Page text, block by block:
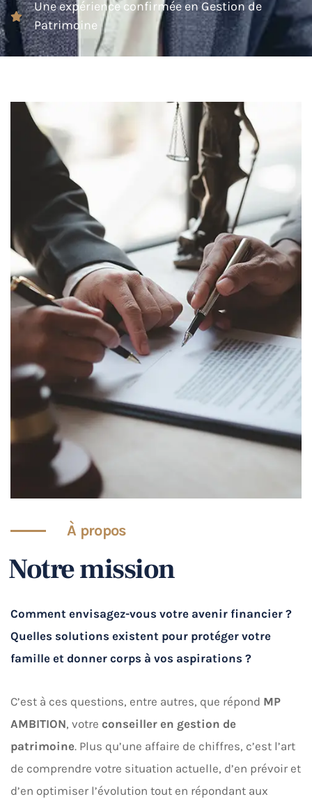
Une expérience confirmée en Gestion de
Patrimoine
À propos
Notre mission
Comment envisagez-vous votre avenir financier ?
Quelles solutions existent pour protéger votre
famille et donner corps à vos aspirations ?
C’est à ces questions, entre autres, que répond MP
AMBITION, votre conseiller en gestion de
patrimoine. Plus qu’une affaire de chiffres, c’est l’art
de comprendre votre situation actuelle, d’en prévoir et
d’en optimiser l’évolution tout en répondant aux